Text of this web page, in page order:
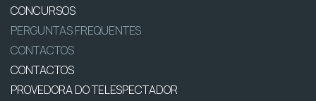
CONCURSOS
PERGUNTAS FREQUENTES
CONTACTOS
CONTACTOS
PROVEDORA DO TELESPECTADOR